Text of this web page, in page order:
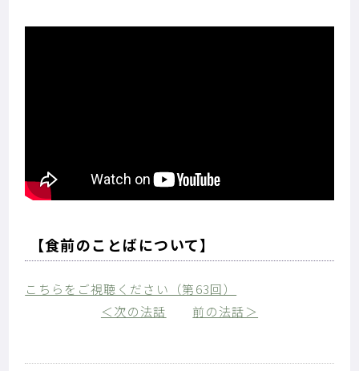
【食前のことばについて】
こちらをご視聴ください（第63回）
＜次の法話
前の法話＞